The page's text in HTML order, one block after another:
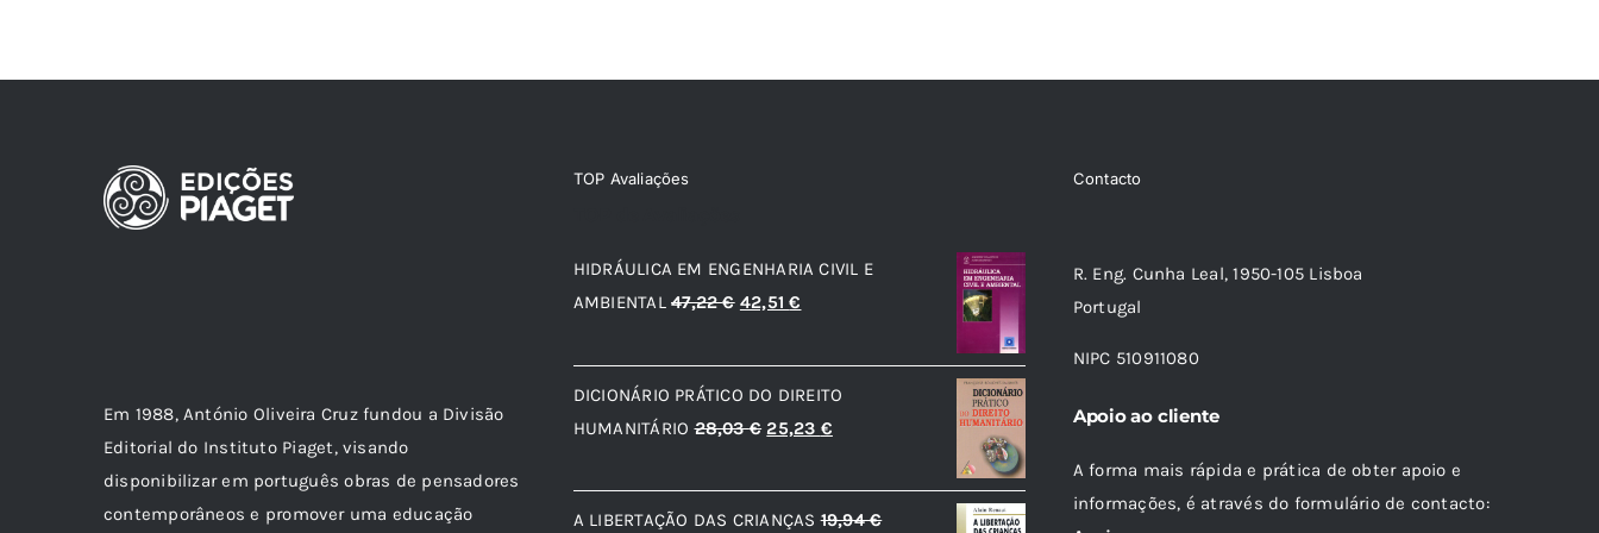
Em 1988, António Oliveira Cruz fundou a Divisão
Editorial do Instituto Piaget, visando
disponibilizar em português obras de pensadores
contemporâneos e promover uma educação
TOP Avaliações
HIDRÁULICA EM ENGENHARIA CIVIL E
AMBIENTAL 47,22€ O
original
era:
47,22 €.
42,51€
atual
é:
42,51 €.
DICIONÁRIO PRÁTICO DO DIREITO
HUMANITÁRIO 28,03€ O
original
era:
25,23 €O
atual
é:
A LIBERTAÇÃO DAS CRIANÇAS 19,94€
Contacto
R. Eng. Cunha Leal, 1950-105 Lisboa
Portugal
NIPC 510911080
Apoio ao cliente
A forma mais rápida e prática de obter apoio e
informações, é através do formulário de contacto: